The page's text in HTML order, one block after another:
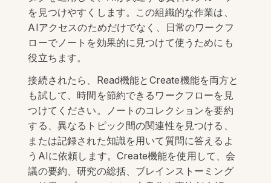
を見つけやすくします。この組織的な作業は、
AIアクセスのためだけでなく、日常のワークフ
ローでノートを効果的に見つけて使うためにも
役立ちます。
接続されたら、Read機能とCreate機能を両方と
も試して、時間を節約できるワークフローを見
つけてください。ノートのコレクションを要約
する、異なるトピック間の関連性を見つける、
または記録された知識を用いて質問に答えるよ
うAIに依頼します。Create機能を使用して、会
議の要約、研究の総括、ブレインストーミング